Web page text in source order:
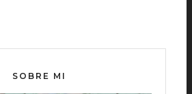
SOBRE MI